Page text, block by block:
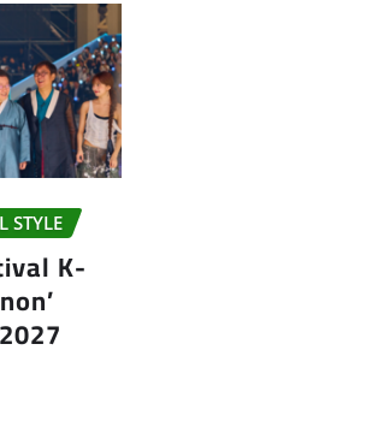
STYLE
K-